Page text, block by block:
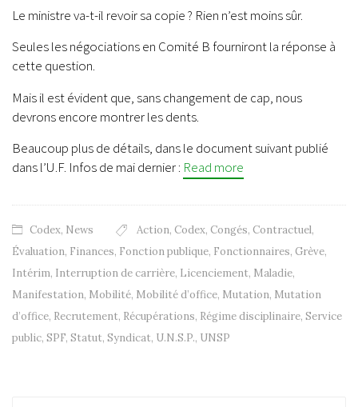
Le ministre va-t-il revoir sa copie ? Rien n’est moins sûr.
Seules les négociations en Comité B fourniront la réponse à
cette question.
Mais il est évident que, sans changement de cap, nous
devrons encore montrer les dents.
Beaucoup plus de détails, dans le document suivant publié
dans l’U.F. Infos de mai dernier : Read more
Codex, News Action, Codex, Congés, Contractuel,
Évaluation, Finances, Fonction publique, Fonctionnaires, Grève,
Intérim, Interruption de carrière, Licenciement, Maladie,
Manifestation, Mobilité, Mobilité d’office, Mutation, Mutation
d’office, Recrutement, Récupérations, Régime disciplinaire, Service
public, SPF, Statut, Syndicat, U.N.S.P., UNSP